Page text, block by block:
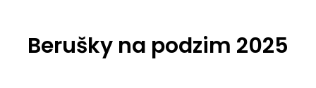
Berušky na podzim 2025